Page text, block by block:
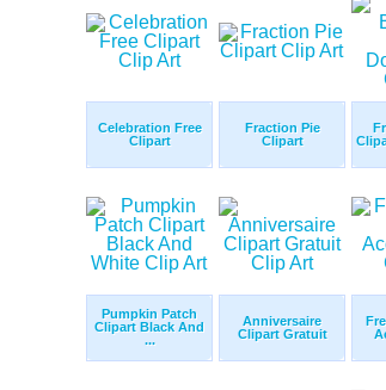
Celebration Free
Clipart
Fraction Pie
Clipart
Pumpkin Patch
Clipart Black And
...
Anniversaire
Clipart Gratuit